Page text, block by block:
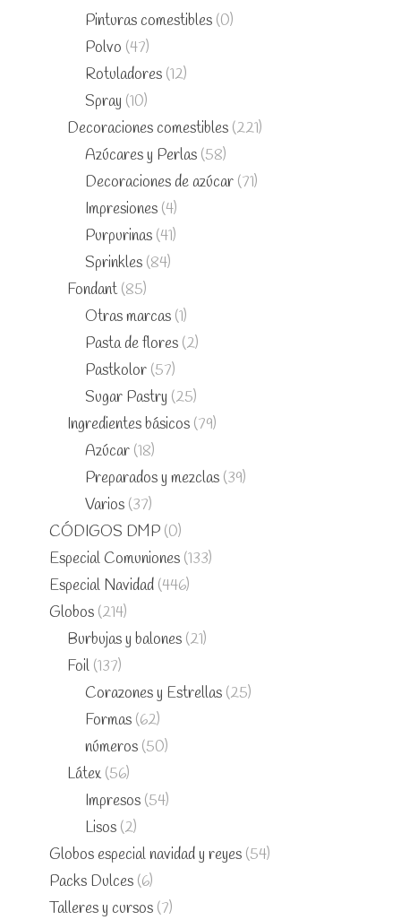
Pinturas comestibles (0)
Polvo (47)
Rotuladores (12)
Spray (10)
Decoraciones comestibles (221)
Azúcares y Perlas (58)
Decoraciones de azúcar (71)
Impresiones (4)
Purpurinas (41)
Sprinkles (84)
Fondant (85)
Otras marcas (1)
Pasta de flores (2)
Pastkolor (57)
Sugar Pastry (25)
Ingredientes básicos (79)
Azúcar (18)
Preparados y mezclas (39)
Varios (37)
CÓDIGOS DMP (0)
Especial Comuniones (133)
Especial Navidad (446)
Globos (214)
Burbujas y balones (21)
Foil (137)
Corazones y Estrellas (25)
Formas (62)
números (50)
Látex (56)
Impresos (54)
Lisos (2)
Globos especial navidad y reyes (54)
Packs Dulces (6)
Talleres y cursos (7)